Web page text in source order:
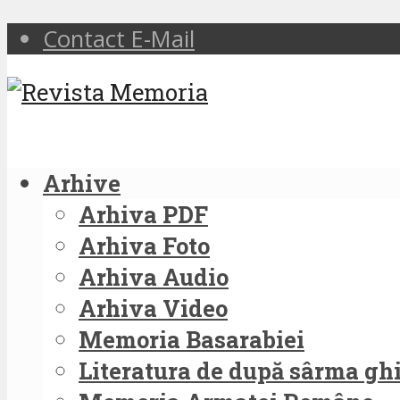
Contact E-Mail
Arhive
Arhiva PDF
Arhiva Foto
Arhiva Audio
Arhiva Video
Memoria Basarabiei
Literatura de după sârma